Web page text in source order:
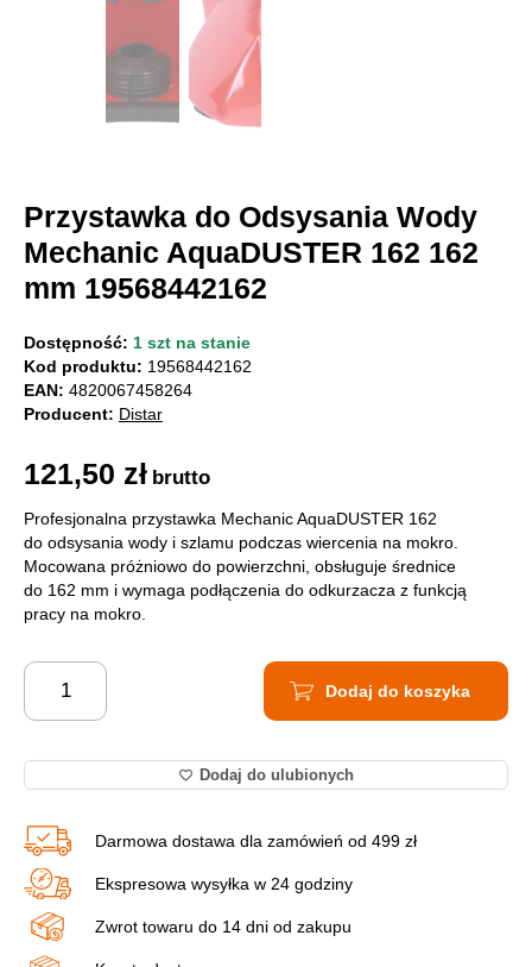
Przystawka do Odsysania Wody
Mechanic AquaDUSTER 162 162
mm 19568442162
Dostępność: 1 szt na stanie
Kod produktu: 19568442162
EAN: 4820067458264
Producent: Distar
121,50 zł brutto
Profesjonalna przystawka Mechanic AquaDUSTER 162
do odsysania wody i szlamu podczas wiercenia na mokro.
Mocowana próżniowo do powierzchni, obsługuje średnice
do 162 mm i wymaga podłączenia do odkurzacza z funkcją
pracy na mokro.
Dodaj do koszyka
Dodaj do ulubionych
Darmowa dostawa dla zamówień od 499 zł
Ekspresowa wysyłka w 24 godziny
Zwrot towaru do 14 dni od zakupu